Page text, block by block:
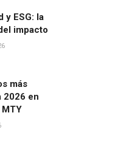
y ESG: la
impacto
más
2026 en
MTY